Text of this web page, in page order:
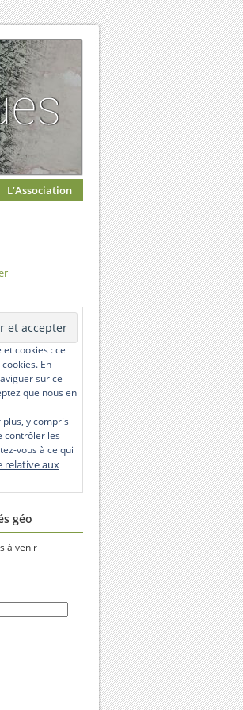
L’Association
cookies : ce
En
sur ce
que nous en
y compris
contrôler les
vous à ce qui
relative aux
géo
à venir